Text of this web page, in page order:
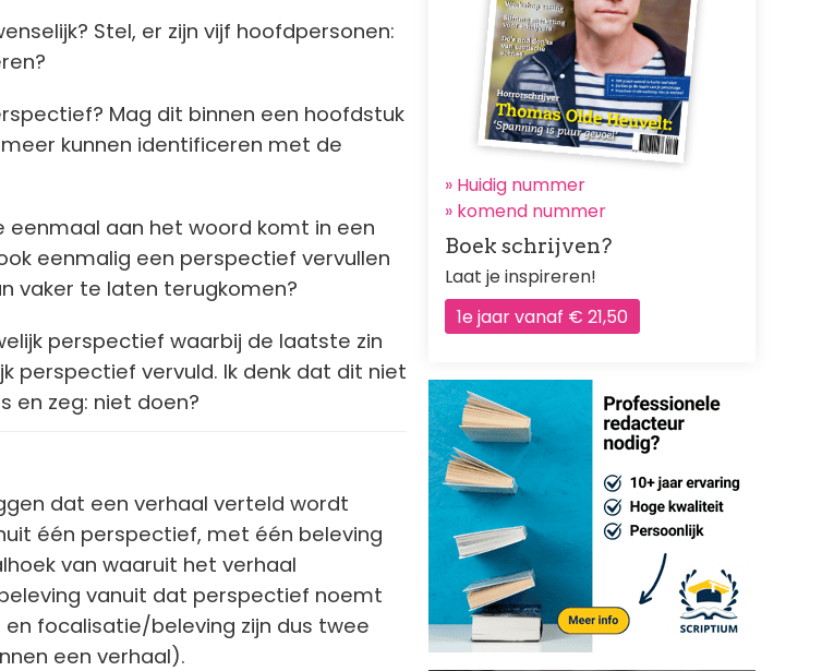
Stel, er zijn vijf hoofdpersonen:
Mag dit binnen een hoofdstuk
kunnen identificeren met de
eenmaal aan het woord komt in een
eenmalig een perspectief vervullen
vaker te laten terugkomen?
perspectief waarbij de laatste zin
perspectief vervuld. Ik denk dat dit niet
en zeg: niet doen?
dat een verhaal verteld wordt
één perspectief, met één beleving
van waaruit het verhaal
vanuit dat perspectief noemt
focalisatie/beleving zijn dus twee
een verhaal).
» Huidig nummer
» komend nummer
Boek schrijven?
Laat je inspireren!
1e jaar vanaf € 21,50